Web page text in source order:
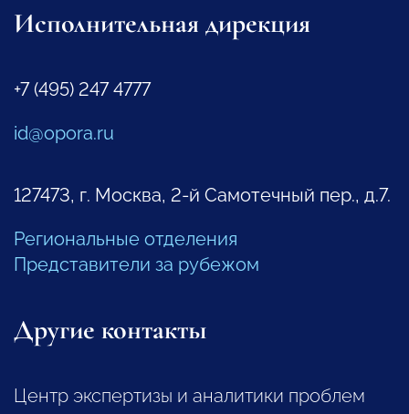
Исполнительная дирекция
+7 (495) 247 4777
id@opora.ru
127473, г. Москва, 2-й Самотечный пер., д.7.
Региональные отделения
Представители за рубежом
Другие контакты
Центр экспертизы и аналитики проблем